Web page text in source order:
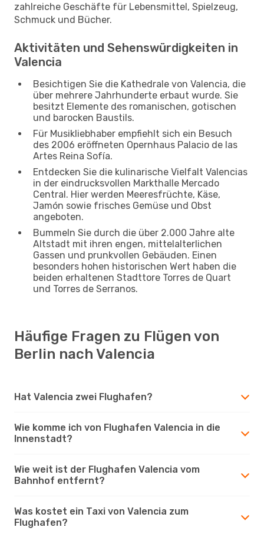
zahlreiche Geschäfte für Lebensmittel, Spielzeug,
Schmuck und Bücher.
Aktivitäten und Sehenswürdigkeiten in
Valencia
Besichtigen Sie die Kathedrale von Valencia, die
über mehrere Jahrhunderte erbaut wurde. Sie
besitzt Elemente des romanischen, gotischen
und barocken Baustils.
Für Musikliebhaber empfiehlt sich ein Besuch
des 2006 eröffneten Opernhaus Palacio de las
Artes Reina Sofía.
Entdecken Sie die kulinarische Vielfalt Valencias
in der eindrucksvollen Markthalle Mercado
Central. Hier werden Meeresfrüchte, Käse,
Jamón sowie frisches Gemüse und Obst
angeboten.
Bummeln Sie durch die über 2.000 Jahre alte
Altstadt mit ihren engen, mittelalterlichen
Gassen und prunkvollen Gebäuden. Einen
besonders hohen historischen Wert haben die
beiden erhaltenen Stadttore Torres de Quart
und Torres de Serranos.
Häufige Fragen zu Flügen von
Berlin nach Valencia
Hat Valencia zwei Flughafen?
Wie komme ich von Flughafen Valencia in die
Innenstadt?
Wie weit ist der Flughafen Valencia vom
Bahnhof entfernt?
Was kostet ein Taxi von Valencia zum
Flughafen?